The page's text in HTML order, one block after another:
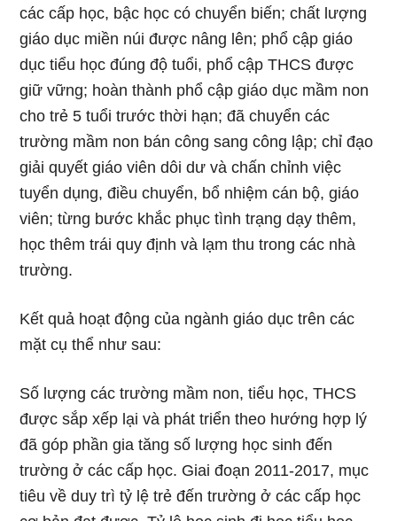
các cấp học, bậc học có chuyển biến; chất lượng
giáo dục miền núi được nâng lên; phổ cập giáo
dục tiểu học đúng độ tuổi, phổ cập THCS được
giữ vững; hoàn thành phổ cập giáo dục mầm non
cho trẻ 5 tuổi trước thời hạn; đã chuyển các
trường mầm non bán công sang công lập; chỉ đạo
giải quyết giáo viên dôi dư và chấn chỉnh việc
tuyển dụng, điều chuyển, bổ nhiệm cán bộ, giáo
viên; từng bước khắc phục tình trạng dạy thêm,
học thêm trái quy định và lạm thu trong các nhà
trường.
Kết quả hoạt động của ngành giáo dục trên các
mặt cụ thể như sau:
Số lượng các trường mầm non, tiểu học, THCS
được sắp xếp lại và phát triển theo hướng hợp lý
đã góp phần gia tăng số lượng học sinh đến
trường ở các cấp học. Giai đoạn 2011-2017, mục
tiêu về duy trì tỷ lệ trẻ đến trường ở các cấp học